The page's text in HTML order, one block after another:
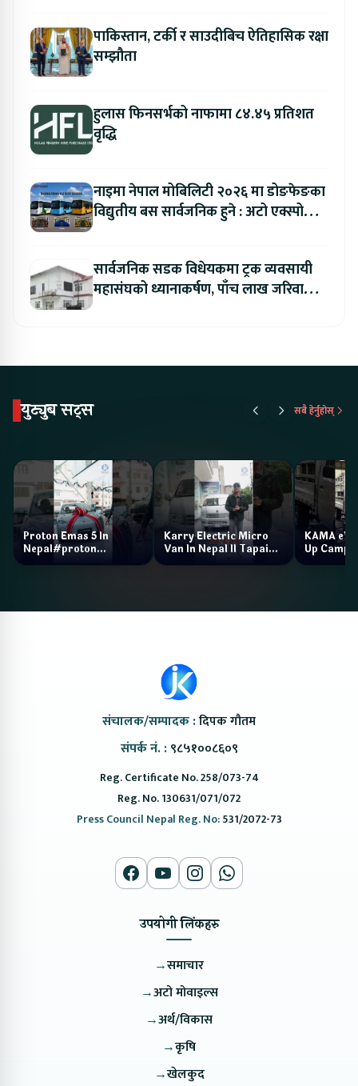
पाकिस्तान, टर्की र साउदीबिच ऐतिहासिक रक्षा
सम्झौता
हुलास फिनसर्भको नाफामा ८४.४५ प्रतिशत
वृद्धि
नाइमा नेपाल मोबिलिटी २०२६ मा डोङफेङका
विद्युतीय बस सार्वजनिक हुने : अटो एक्स्पोमा
सार्वजनिक सडक विधेयकमा ट्रक व्यवसायी
महासंघको ध्यानाकर्षण, पाँच लाख जरिवाना
युट्युब सट्स सबै हेर्नुहोस्
Proton Emas 5 In
Nepal#proton
#protonemas5#protonnepal#evcarnepal
Karry Electric Micro
Van In Nepal II Tapaiko
Bazar II Jankari
KAMA eV
Up Camp
संचालक/सम्पादक :दिपक गौतम
संपर्क नं. : ९८५१००८६०९
Reg. Certificate No. 258/073-74
Reg. No. 130631/071/072
Press Council Nepal Reg. No:531/2072-73
उपयोगी लिंकहरु
→समाचार
→अटो मोवाइल्स
→अर्थ/विकास
→कृषि
→खेलकुद